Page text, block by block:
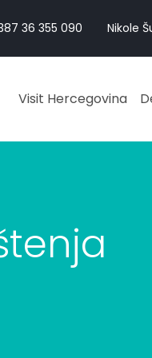
36 355 090 Nikole
Visit Hercegovina